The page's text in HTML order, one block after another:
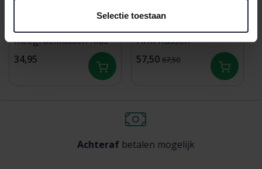
Selectie toestaan
meegroeikussen Kids
34,95
Firm Kussen
57,50 67,50
Achterafbetalen mogelijk